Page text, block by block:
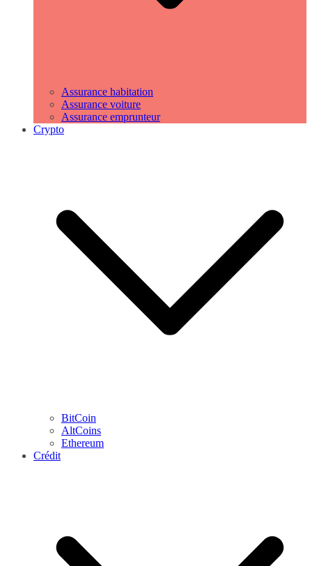
Assurance habitation
Assurance voiture
Assurance emprunteur
Crypto
BitCoin
AltCoins
Ethereum
Crédit